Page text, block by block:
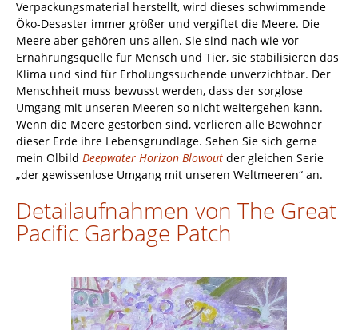
Verpackungsmaterial herstellt, wird dieses schwimmende
Öko-Desaster immer größer und vergiftet die Meere. Die
Meere aber gehören uns allen. Sie sind nach wie vor
Ernährungsquelle für Mensch und Tier, sie stabilisieren das
Klima und sind für Erholungssuchende unverzichtbar. Der
Menschheit muss bewusst werden, dass der sorglose
Umgang mit unseren Meeren so nicht weitergehen kann.
Wenn die Meere gestorben sind, verlieren alle Bewohner
dieser Erde ihre Lebensgrundlage. Sehen Sie sich gerne
mein Ölbild Deepwater Horizon Blowout der gleichen Serie
„der gewissenlose Umgang mit unseren Weltmeeren“ an.
Detailaufnahmen von The Great
Pacific Garbage Patch